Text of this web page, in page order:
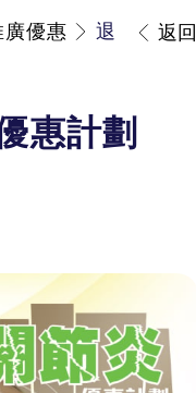
廣優惠
退
返回
惠計劃